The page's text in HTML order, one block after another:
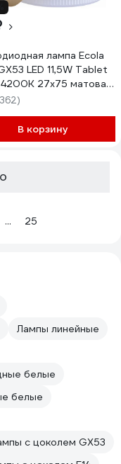
лампа Ecola
LED 11,5W Tablet
27x75 матовая
T5PV11ELC
В корзину
... 25
Лампы линейные
белые
белые
с цоколем GX53